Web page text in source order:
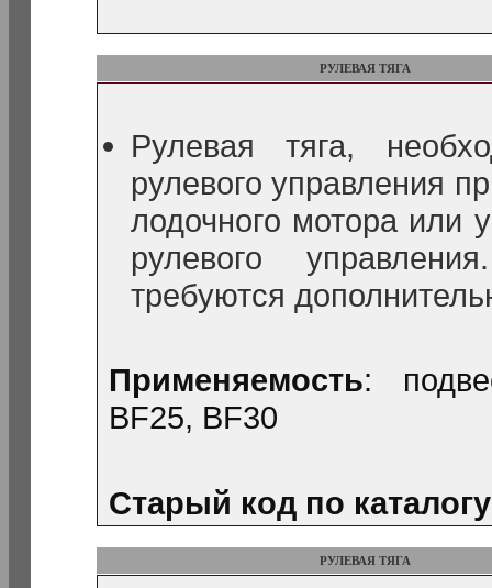
РУЛЕВАЯ ТЯГА
Рулевая тяга,
рулевого управления
лодочного мотора или
рулевого
требуются
Применяемость:
BF25, BF30
Старый код по каталогу
РУЛЕВАЯ ТЯГА